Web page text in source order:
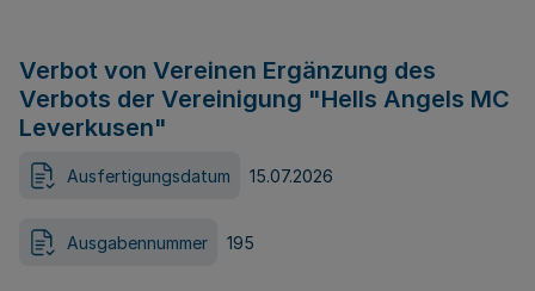
Verbot von Vereinen Ergänzung des
Verbots der Vereinigung "Hells Angels MC
Leverkusen"
Ausfertigungsdatum 15.07.2026
Ausgabennummer 195